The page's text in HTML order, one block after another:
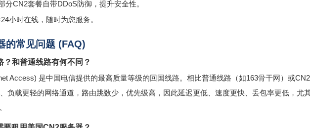
分CN2套餐自带DDoS防御，提升安全性。
小时在线，随时为您服务。
的常见问题 (FAQ)
和普通线路有何不同？
Access) 是中国电信提供的最高质量等级的回国线路。相比普通线路（如163骨干网）或CN2
负载更轻的网络通道，路由跳数少，优先级高，因此延迟更低、速度更快、丢包率更低，尤